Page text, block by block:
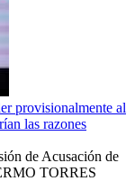
provisionalmente al
las razones
de Acusación de
TORRES